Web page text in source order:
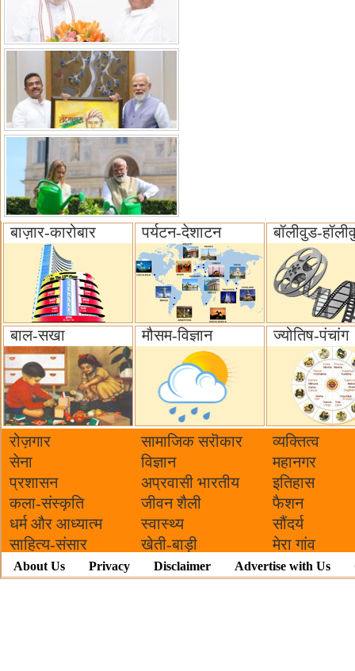
बाज़ार-कारोबार पर्यटन-देशाटन बॉलीवुड-
बाल-सखा मौसम-विज्ञान ज्योतिष-पंचांग
रोज़गार सामाजिक सरॊकार‌
व्यक्तित्व
सेना
विज्ञान
महानगर
प्रशासन
अप्रवासी भारतीय
इतिहास
कला-संस्कृति
जीवन शैली
फैशन
धर्म और आध्यात्म
स्वास्थ्य
सौंदर्य
साहित्य-संसार
खेती-बाड़ी मेरा गांव
About Us Privacy Disclaimer Advertise with Us